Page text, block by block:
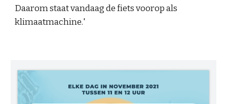
Daarom staat vandaag de fiets voorop als
klimaatmachine.'